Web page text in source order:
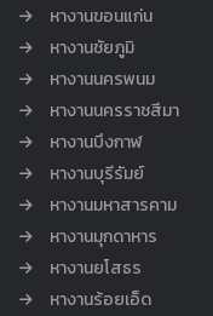
หางานขอนแก่น
หางานชัยภูมิ
หางานนครพนม
หางานนครราชสีมา
หางานบึงกาฬ
หางานบุรีรัมย์
หางานมหาสารคาม
หางานมุกดาหาร
หางานยโสธร
หางานร้อยเอ็ด